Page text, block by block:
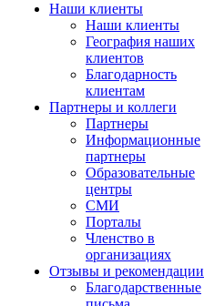
Наши клиенты
Наши клиенты
География наших
клиентов
Благодарность
клиентам
Партнеры и коллеги
Партнеры
Информационные
партнеры
Образовательные
центры
СМИ
Порталы
Членство в
организациях
Отзывы и рекомендации
Благодарственные